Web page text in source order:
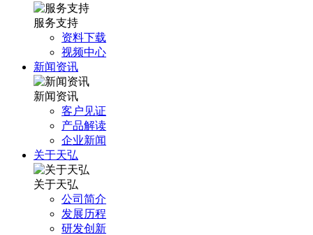
服务支持
资料下载
视频中心
新闻资讯
新闻资讯
客户见证
产品解读
企业新闻
关于天弘
关于天弘
公司简介
发展历程
研发创新